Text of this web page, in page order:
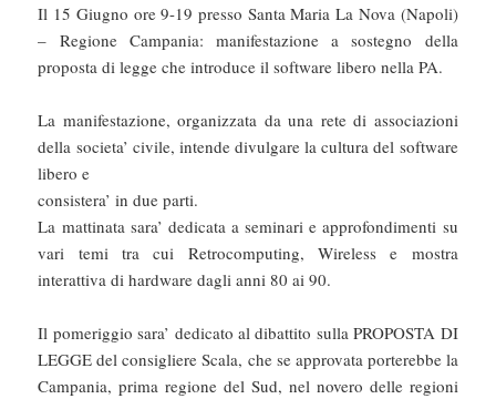
Il 15 Giugno ore 9-19 presso Santa Maria La Nova (Napoli)
– Regione Campania: manifestazione a sostegno della
proposta di legge che introduce il software libero nella PA.
La manifestazione, organizzata da una rete di associazioni
della societa’ civile, intende divulgare la cultura del software
libero e
consistera’ in due parti.
La mattinata sara’ dedicata a seminari e approfondimenti su
vari temi tra cui Retrocomputing, Wireless e mostra
interattiva di hardware dagli anni 80 ai 90.
Il pomeriggio sara’ dedicato al dibattito sulla PROPOSTA DI
LEGGE del consigliere Scala, che se approvata porterebbe la
Campania, prima regione del Sud, nel novero delle regioni